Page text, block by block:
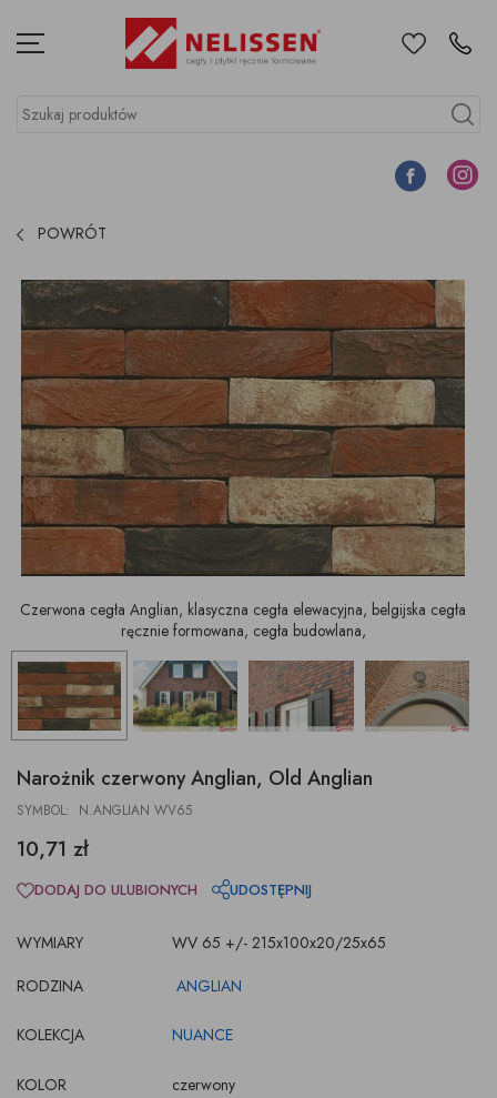
Menu UlubioneKontakt
Szukaj produktów
Szukaj
Facebook
POWRÓT
Czerwona cegła Anglian, klasyczna cegła elewacyjna, belgijska cegła
ręcznie formowana, cegła budowlana,
Narożnik czerwony Anglian, Old Anglian
SYMBOL: N.ANGLIAN WV65
10,71 zł
WYMIARY
WV 65 +/- 215x100x20/25x65
RODZINA
ANGLIAN
KOLEKCJA NUANCE
KOLOR
czerwony
DODAJ DO ULUBIONYCH UDOSTĘPNIJ